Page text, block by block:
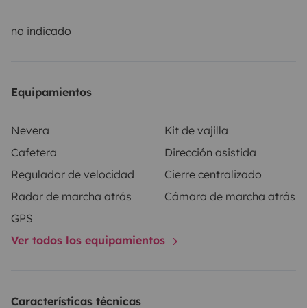
no indicado
Equipamientos
Nevera
Kit de vajilla
Cafetera
Dirección asistida
Regulador de velocidad
Cierre centralizado
Radar de marcha atrás
Cámara de marcha atrás
GPS
Ver todos los equipamientos
Características técnicas